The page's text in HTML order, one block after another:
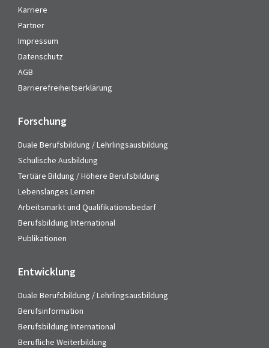
Karriere
Partner
Impressum
Datenschutz
AGB
Barrierefreiheitserklärung
Forschung
Duale Berufsbildung / Lehrlingsausbildung
Schulische Ausbildung
Tertiäre Bildung / Höhere Berufsbildung
Lebenslanges Lernen
Arbeitsmarkt und Qualifikationsbedarf
Berufsbildung International
Publikationen
Entwicklung
Duale Berufsbildung / Lehrlingsausbildung
Berufsinformation
Berufsbildung International
Berufliche Weiterbildung